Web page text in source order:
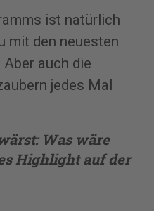
ist natürlich
mit den neuesten
auch die
jedes Mal
Was wäre
Highlight auf der